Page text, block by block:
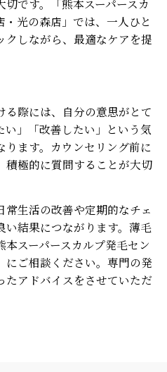
です。「熊本スーパースカ
光の森店」では、一人ひと
クしながら、最適なケアを提
際には、自分の意思がとて
い」「改善したい」という気
ます。カウンセリング前に
積極的に質問することが大切
生活の改善や定期的なチェ
い結果につながります。薄毛
スーパースカルプ発毛セン
にご相談ください。専門の発
たアドバイスをさせていただ